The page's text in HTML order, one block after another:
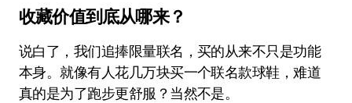
收藏价值到底从哪来？
说白了，我们追捧限量联名，买的从来不只是功能
本身。就像有人花几万块买一个联名款球鞋，难道
真的是为了跑步更舒服？当然不是。